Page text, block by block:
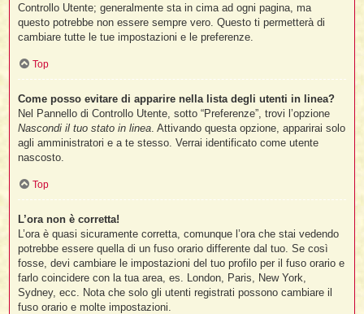
Controllo Utente; generalmente sta in cima ad ogni pagina, ma
questo potrebbe non essere sempre vero. Questo ti permetterà di
cambiare tutte le tue impostazioni e le preferenze.
Top
Come posso evitare di apparire nella lista degli utenti in linea?
Nel Pannello di Controllo Utente, sotto “Preferenze”, trovi l’opzione
Nascondi il tuo stato in linea . Attivando questa opzione, apparirai solo
agli amministratori e a te stesso. Verrai identificato come utente
nascosto.
Top
L’ora non è corretta!
L’ora è quasi sicuramente corretta, comunque l’ora che stai vedendo
potrebbe essere quella di un fuso orario differente dal tuo. Se così
fosse, devi cambiare le impostazioni del tuo profilo per il fuso orario e
farlo coincidere con la tua area, es. London, Paris, New York,
Sydney, ecc. Nota che solo gli utenti registrati possono cambiare il
fuso orario e molte impostazioni.